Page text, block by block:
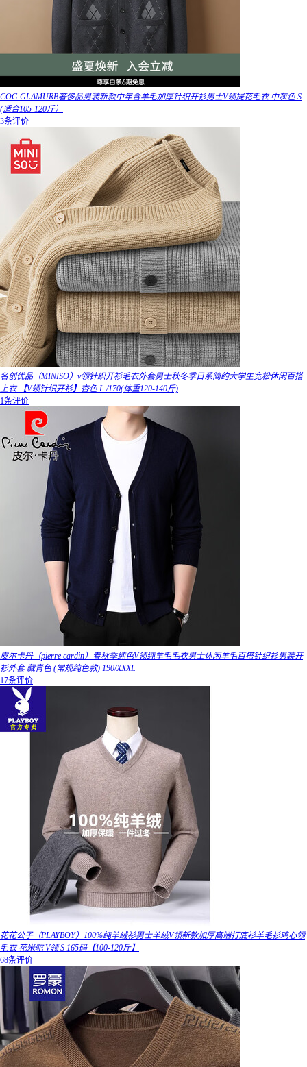
COG GLAMURB奢侈品男装新款中年含羊毛加厚针织开衫男士V领提花毛衣 中灰色 S
(适合105-120斤）
3条评价
名创优品（MINISO）v领针织开衫毛衣外套男士秋冬季日系简约大学生宽松休闲百搭
上衣 【V领针织开衫】杏色 L /170(体重120-140斤)
1条评价
皮尔卡丹（pierre cardin）春秋季纯色V领纯羊毛毛衣男士休闲羊毛百搭针织衫男装开
衫外套 藏青色 (常规纯色款) 190/XXXL
17条评价
花花公子（PLAYBOY）100%纯羊绒衫男士羊绒V领新款加厚高端打底衫羊毛衫鸡心领
毛衣 花米驼 V领 S 165码【100-120斤】
68条评价